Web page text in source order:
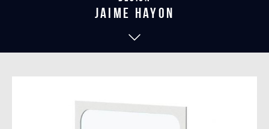
jaime hayon